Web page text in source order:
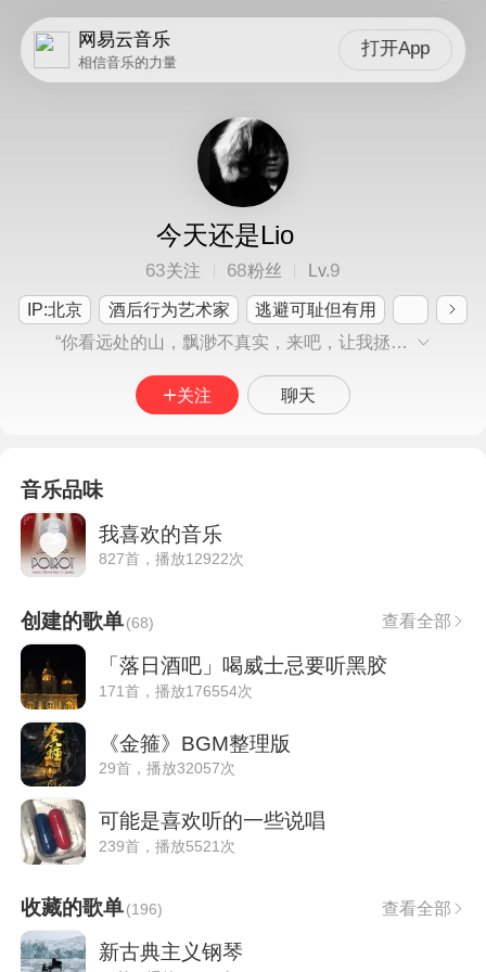
网易云音乐
相信音乐的力量
打开App
今天还是Lio
63关注 68粉丝 Lv.9
IP:北京 酒后行为艺术家
逃避可耻但有用
“你看远处的山，飘渺不真实，来吧，让我拯救你”
关注 聊天
音乐品味
我喜欢的音乐
827首，播放12922次
创建的歌单(68) 查看全部
「落日酒吧」喝威士忌要听黑胶
171首，播放176554次
《金箍》BGM整理版
29首，播放32057次
可能是喜欢听的一些说唱
239首，播放5521次
收藏的歌单(196) 查看全部
新古典主义钢琴